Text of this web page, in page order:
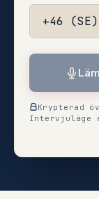
Krypterad